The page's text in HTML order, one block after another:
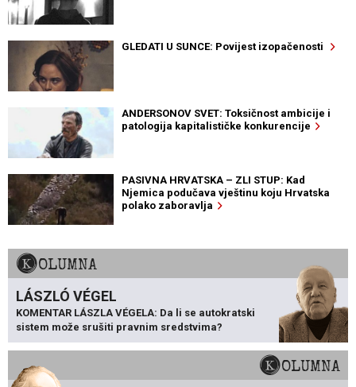
GLEDATI U SUNCE: Povijest izopačenosti
ANDERSONOV SVET: Toksičnost ambicije i
patologija kapitalističke konkurencije
PASIVNA HRVATSKA – ZLI STUP: Kad
Njemica podučava vještinu koju Hrvatska
polako zaboravlja
KOLUMNA
LÁSZLÓ VÉGEL
KOMENTAR LÁSZLA VÉGELA: Da li se autokratski
sistem može srušiti pravnim sredstvima?
KOLUMNA